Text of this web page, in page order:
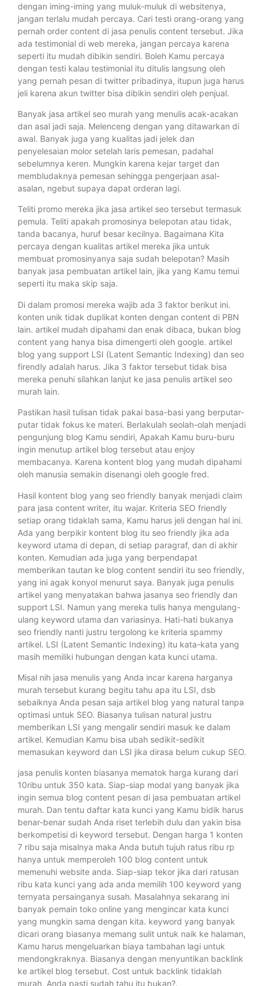
dengan iming-iming yang muluk-muluk di websitenya,
jangan terlalu mudah percaya. Cari testi orang-orang yang
pernah order content di jasa penulis content tersebut. Jika
ada testimonial di web mereka, jangan percaya karena
seperti itu mudah dibikin sendiri. Boleh Kamu percaya
dengan testi kalau testimonial itu ditulis langsung oleh
yang pernah pesan di twitter pribadinya, itupun juga harus
jeli karena akun twitter bisa dibikin sendiri oleh penjual.
Banyak jasa artikel seo murah yang menulis acak-acakan
dan asal jadi saja. Melenceng dengan yang ditawarkan di
awal. Banyak juga yang kualitas jadi jelek dan
penyelesaian molor setelah laris pemesan, padahal
sebelumnya keren. Mungkin karena kejar target dan
membludaknya pemesan sehingga pengerjaan asal-
asalan, ngebut supaya dapat orderan lagi.
Teliti promo mereka jika jasa artikel seo tersebut termasuk
pemula. Teliti apakah promosinya belepotan atau tidak,
tanda bacanya, huruf besar kecilnya. Bagaimana Kita
percaya dengan kualitas artikel mereka jika untuk
membuat promosinyanya saja sudah belepotan? Masih
banyak jasa pembuatan artikel lain, jika yang Kamu temui
seperti itu maka skip saja.
Di dalam promosi mereka wajib ada 3 faktor berikut ini.
konten unik tidak duplikat konten dengan content di PBN
lain. artikel mudah dipahami dan enak dibaca, bukan blog
content yang hanya bisa dimengerti oleh google. artikel
blog yang support LSI (Latent Semantic Indexing) dan seo
firendly adalah harus. Jika 3 faktor tersebut tidak bisa
mereka penuhi silahkan lanjut ke jasa penulis artikel seo
murah lain.
Pastikan hasil tulisan tidak pakai basa-basi yang berputar-
putar tidak fokus ke materi. Berlakulah seolah-olah menjadi
pengunjung blog Kamu sendiri, Apakah Kamu buru-buru
ingin menutup artikel blog tersebut atau enjoy
membacanya. Karena kontent blog yang mudah dipahami
oleh manusia semakin disenangi oleh google fred.
Hasil kontent blog yang seo friendly banyak menjadi claim
para jasa content writer, itu wajar. Kriteria SEO friendly
setiap orang tidaklah sama, Kamu harus jeli dengan hal ini.
Ada yang berpikir kontent blog itu seo friendly jika ada
keyword utama di depan, di setiap paragraf, dan di akhir
konten. Kemudian ada juga yang berpendapat
memberikan tautan ke blog content sendiri itu seo friendly,
yang ini agak konyol menurut saya. Banyak juga penulis
artikel yang menyatakan bahwa jasanya seo friendly dan
support LSI. Namun yang mereka tulis hanya mengulang-
ulang keyword utama dan variasinya. Hati-hati bukanya
seo friendly nanti justru tergolong ke kriteria spammy
artikel. LSI (Latent Semantic Indexing) itu kata-kata yang
masih memiliki hubungan dengan kata kunci utama.
Misal nih jasa menulis yang Anda incar karena harganya
murah tersebut kurang begitu tahu apa itu LSI, dsb
sebaiknya Anda pesan saja artikel blog yang natural tanpa
optimasi untuk SEO. Biasanya tulisan natural justru
memberikan LSI yang mengalir sendiri masuk ke dalam
artikel. Kemudian Kamu bisa ubah sedikit-sedikit
memasukan keyword dan LSI jika dirasa belum cukup SEO.
jasa penulis konten biasanya mematok harga kurang dari
10ribu untuk 350 kata. Siap-siap modal yang banyak jika
ingin semua blog content pesan di jasa pembuatan artikel
murah. Dan tentu daftar kata kunci yang Kamu bidik harus
benar-benar sudah Anda riset terlebih dulu dan yakin bisa
berkompetisi di keyword tersebut. Dengan harga 1 konten
7 ribu saja misalnya maka Anda butuh tujuh ratus ribu rp
hanya untuk memperoleh 100 blog content untuk
memenuhi website anda. Siap-siap tekor jika dari ratusan
ribu kata kunci yang ada anda memilih 100 keyword yang
ternyata persainganya susah. Masalahnya sekarang ini
banyak pemain toko online yang mengincar kata kunci
yang mungkin sama dengan kita. keyword yang banyak
dicari orang biasanya memang sulit untuk naik ke halaman,
Kamu harus mengeluarkan biaya tambahan lagi untuk
mendongkraknya. Biasanya dengan menyuntikan backlink
ke artikel blog tersebut. Cost untuk backlink tidaklah
murah, Anda pasti sudah tahu itu bukan?.